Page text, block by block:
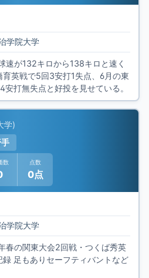
学院大学
速が132キロから138キロと速く
英戦で5回3安打1失点、6月の東
打無失点と好投を見せている。
学)
数 点数
0点
学院大学
春の関東大会2回戦・つくば秀英
足もありセーフティバントなど